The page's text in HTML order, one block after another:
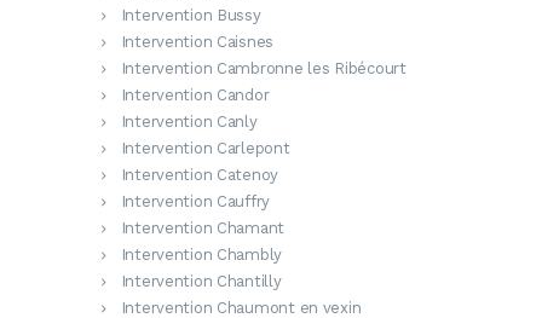
Intervention Bussy
Intervention Caisnes
Intervention Cambronne les Ribécourt
Intervention Candor
Intervention Canly
Intervention Carlepont
Intervention Catenoy
Intervention Cauffry
Intervention Chamant
Intervention Chambly
Intervention Chantilly
Intervention Chaumont en vexin